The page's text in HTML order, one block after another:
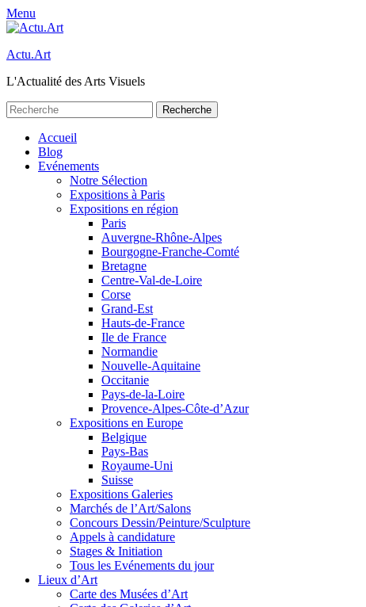
Menu
Actu.Art
L'Actualité des Arts Visuels
Recherche
pour:
Premier
menu
Aller
contenu
Accueil
Blog
Evénements
Notre Sélection
Expositions à Paris
Expositions en région
Paris
Auvergne-Rhône-Alpes
Bourgogne-Franche-Comté
Bretagne
Centre-Val-de-Loire
Corse
Grand-Est
Hauts-de-France
Ile de France
Normandie
Nouvelle-Aquitaine
Occitanie
Pays-de-la-Loire
Provence-Alpes-Côte-d’Azur
Expositions en Europe
Belgique
Pays-Bas
Royaume-Uni
Suisse
Expositions Galeries
Marchés de l’Art/Salons
Concours Dessin/Peinture/Sculpture
Appels à candidature
Stages & Initiation
Tous les Evénements du jour
Lieux d’Art
Carte des Musées d’Art